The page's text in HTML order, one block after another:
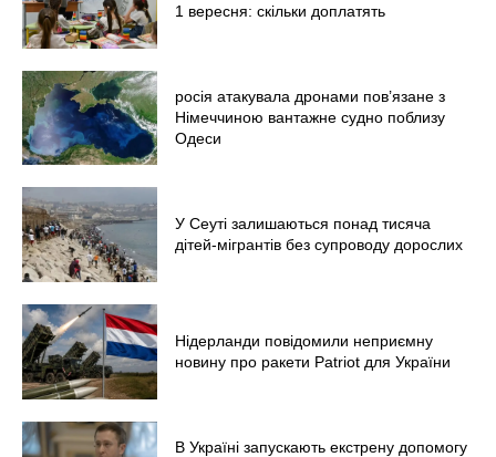
1 вересня: скільки доплатять
росія атакувала дронами пов’язане з
Німеччиною вантажне судно поблизу
Одеси
У Сеуті залишаються понад тисяча
дітей-мігрантів без супроводу дорослих
Нідерланди повідомили неприємну
новину про ракети Patriot для України
В Україні запускають екстрену допомогу